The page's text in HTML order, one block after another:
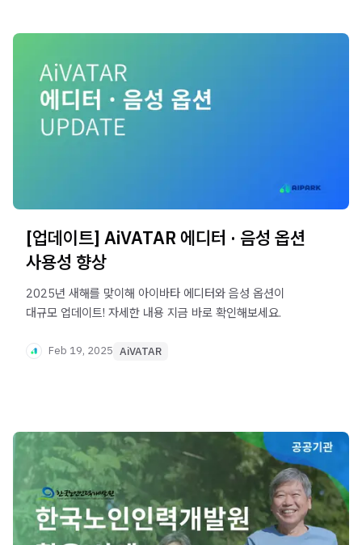
[업데이트] AiVATAR 에디터 · 음성 옵션
사용성 향상
2025년 새해를 맞이해 아이바타 에디터와 음성 옵션이
대규모 업데이트! 자세한 내용 지금 바로 확인해보세요.
Feb 19, 2025 AiVATAR